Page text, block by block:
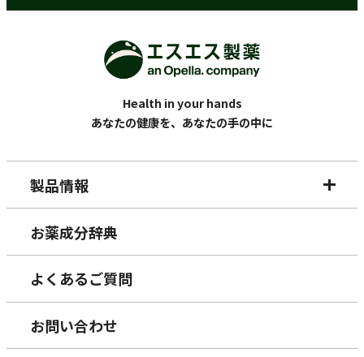
Health in your hands
あなたの健康を、あなたの手の中に
製品情報
お薬成分辞典
よくあるご質問
お問い合わせ